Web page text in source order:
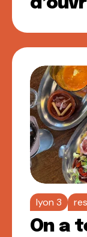
lyon 3
On a